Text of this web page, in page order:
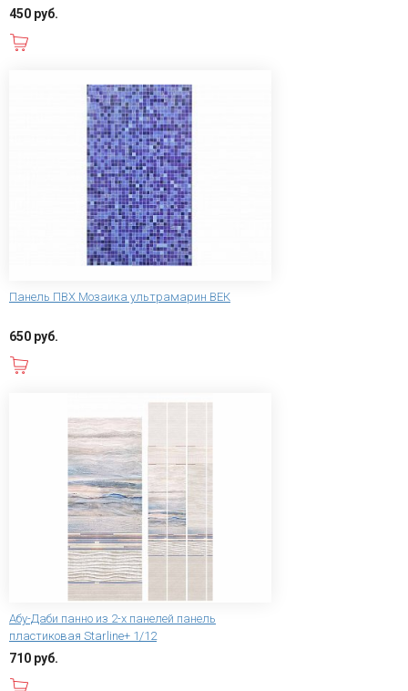
450 руб.
Панель ПВХ Мозаика ультрамарин ВЕК
650 руб.
Абу-Даби панно из 2-х панелей панель
пластиковая Starline+ 1/12
710 руб.